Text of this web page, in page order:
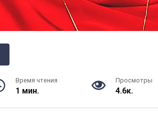
Время чтения
1 мин.
Просмотры
4.6к.